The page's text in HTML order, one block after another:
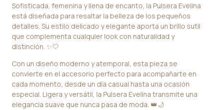
Sofisticada, femenina y llena de encanto, la Pulsera Evelina
está diseñada para resaltar la belleza de los pequeños
detalles. Su estilo delicado y elegante aporta un brillo sutil
que complementa cualquier look con naturalidad y
distinción. ✨🤍
Con un diseño moderno y atemporal, esta pieza se
convierte en el accesorio perfecto para acompañarte en
cada momento, desde un día casual hasta una ocasión
especial. Ligera y versátil, la Pulsera Evelina transmite una
elegancia suave que nunca pasa de moda. 👑🌙